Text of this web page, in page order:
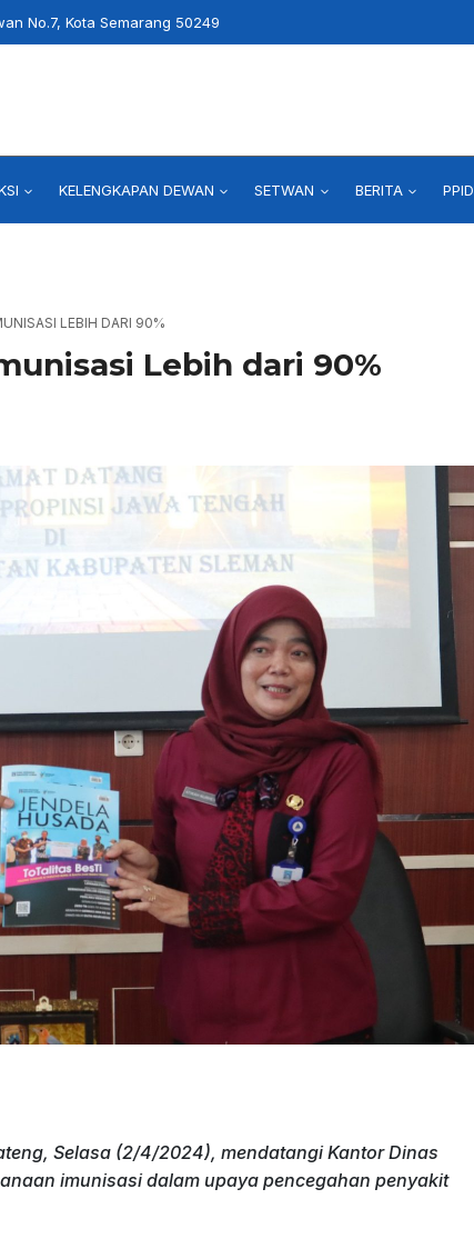
No.7, Kota Semarang 50249
KELENGKAPAN DEWAN SETWAN BERITA PPID
LEBIH DARI 90%
Lebih dari 90%
Selasa (2/4/2024), mendatangi Kantor Dinas
imunisasi dalam upaya pencegahan penyakit